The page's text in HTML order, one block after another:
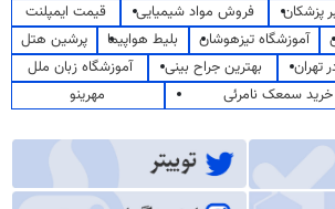
پزشکان
فروش مواد شیمیایی
قیمت ایمپلنت
آموزشگاه تیزهوشان بلیط هواپیما
پرشین هتل
تهران
بهترین جراح بینی
آموزشگاه زبان ملل
سمعک نامرئی
مهرینو